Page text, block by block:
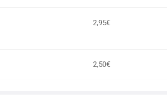
2,95€
2,50€